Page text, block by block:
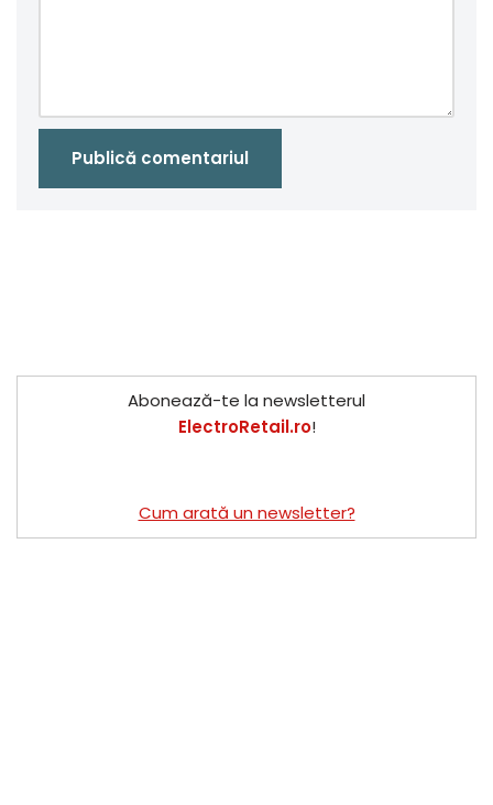
Abonează-te la newsletterul
ElectroRetail.ro!
Cum arată un newsletter?